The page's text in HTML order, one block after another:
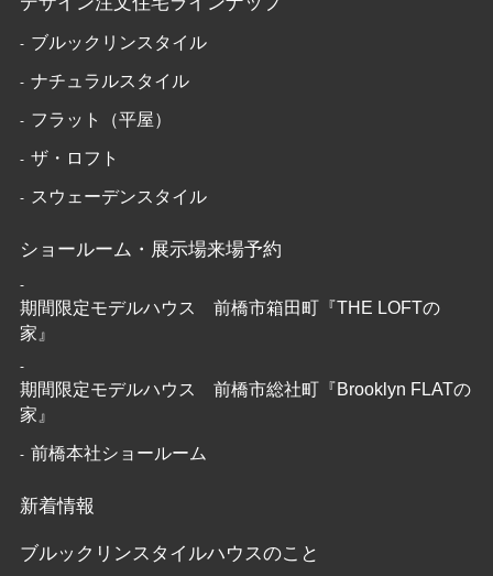
ブルックリンスタイル
ナチュラルスタイル
フラット（平屋）
ザ・ロフト
スウェーデンスタイル
ショールーム・展示場来場予約
期間限定モデルハウス 前橋市箱田町『THE LOFTの
家』
期間限定モデルハウス 前橋市総社町『Brooklyn FLATの
家』
前橋本社ショールーム
新着情報
ブルックリンスタイルハウスのこと